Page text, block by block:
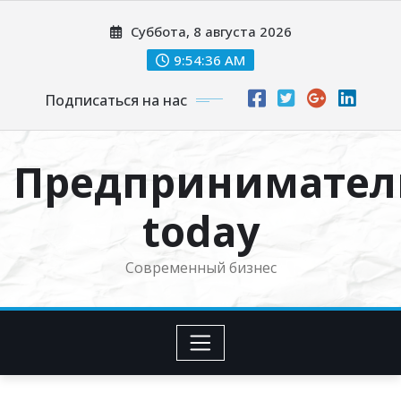
Суббота, 8 августа 2026
9:54:37 AM
Подписаться на нас
today
Современный бизнес